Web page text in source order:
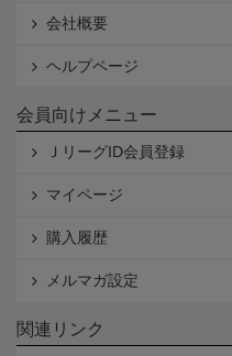
会社概要
ヘルプページ
会員向けメニュー
ＪリーグID会員登録
マイページ
購入履歴
メルマガ設定
関連リンク